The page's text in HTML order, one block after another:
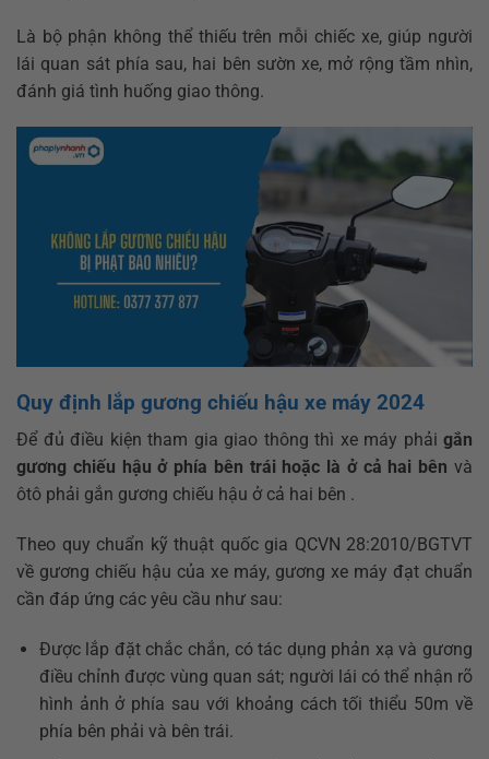
Là bộ phận không thể thiếu trên mỗi chiếc xe, giúp người
lái quan sát phía sau, hai bên sườn xe, mở rộng tầm nhìn,
đánh giá tình huống giao thông.
Quy định lắp gương chiếu hậu xe máy 2024
Để đủ điều kiện tham gia giao thông thì xe máy phải gắn
gương chiếu hậu ở phía bên trái hoặc là ở cả hai bên và
ôtô phải gắn gương chiếu hậu ở cả hai bên .
Theo quy chuẩn kỹ thuật quốc gia QCVN 28:2010/BGTVT
về gương chiếu hậu của xe máy, gương xe máy đạt chuẩn
cần đáp ứng các yêu cầu như sau:
Được lắp đặt chắc chắn, có tác dụng phản xạ và gương
điều chỉnh được vùng quan sát; người lái có thể nhận rõ
hình ảnh ở phía sau với khoảng cách tối thiểu 50m về
phía bên phải và bên trái.